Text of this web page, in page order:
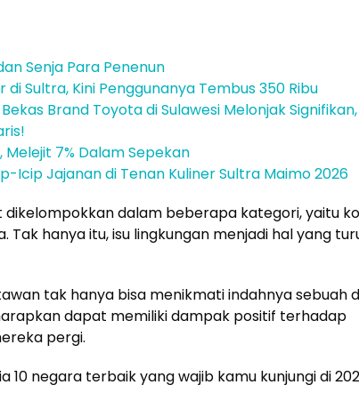
Senja Para Penenun
di Sultra, Kini Penggunanya Tembus 350 Ribu
Brand Toyota di Sulawesi Melonjak
Melejit 7% Dalam Sepekan
Icip Jajanan di Tenan Kuliner Sultra Maimo 2026
dalam beberapa kategori, yaitu
Tak hanya itu, isu lingkungan menjadi hal yang
tak hanya bisa menikmati indahnya sebuah
dapat memiliki dampak positif terhadap
pergi.
10 negara terbaik yang wajib kamu kunjungi di